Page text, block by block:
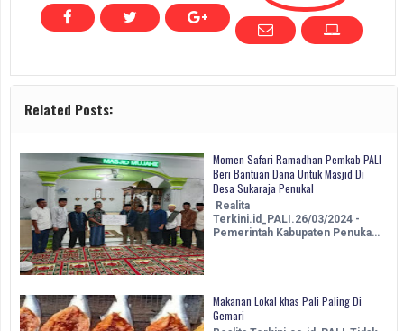
Related Posts:
Momen Safari Ramadhan Pemkab PALI
Beri Bantuan Dana Untuk Masjid Di
Desa Sukaraja Penukal
Realita
Terkini.id_PALI.26/03/2024 -
Pemerintah Kabupaten Penuka…
Makanan Lokal khas Pali Paling Di
Gemari